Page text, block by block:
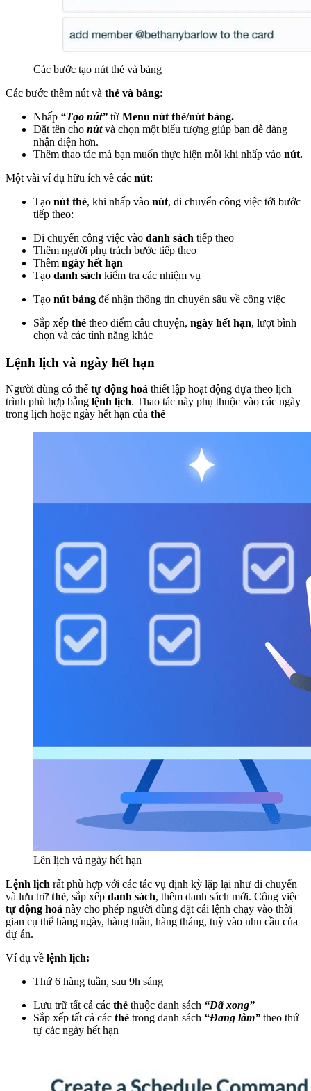
Các bước tạo nút thẻ và bảng
Các bước thêm nút và thẻ và bảng:
Nhấp “Tạo nút” từ Menu nút thẻ/nút bảng.
Đặt tên cho nút và chọn một biểu tượng giúp bạn dễ dàng
nhận diện hơn.
Thêm thao tác mà bạn muốn thực hiện mỗi khi nhấp vào nút.
Một vài ví dụ hữu ích về các nút:
Tạo nút thẻ, khi nhấp vào nút, di chuyển công việc tới bước
tiếp theo:
Di chuyển công việc vào danh sách tiếp theo
Thêm người phụ trách bước tiếp theo
Thêm ngày hết hạn
Tạo danh sách kiểm tra các nhiệm vụ
Tạo nút bảng để nhận thông tin chuyên sâu về công việc
Sắp xếp thẻ theo điểm câu chuyện, ngày hết hạn, lượt bình
chọn và các tính năng khác
Lệnh lịch và ngày hết hạn
Người dùng có thể tự động hoá thiết lập hoạt động dựa theo lịch
trình phù hợp bằng lệnh lịch. Thao tác này phụ thuộc vào các ngày
trong lịch hoặc ngày hết hạn của thẻ
Lên lịch và ngày hết hạn
Lệnh lịch rất phù hợp với các tác vụ định kỳ lặp lại như di chuyển
và lưu trữ thẻ, sắp xếp danh sách, thêm danh sách mới. Công việc
tự động hoá này cho phép người dùng đặt cái lệnh chạy vào thời
gian cụ thể hàng ngày, hàng tuần, hàng tháng, tuỳ vào nhu cầu của
dự án.
Ví dụ về lệnh lịch:
Thứ 6 hàng tuần, sau 9h sáng
Lưu trữ tất cả các thẻ thuộc danh sách “Đã xong”
Sắp xếp tất cả các thẻ trong danh sách “Đang làm” theo thứ
tự các ngày hết hạn